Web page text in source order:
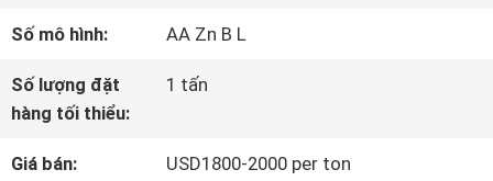
VIDEO
VỀ
CHÚNG
Số mô hình: AA Zn B L
Số lượng đặt
hàng tối thiểu:
1 tấn
Giá bán: USD1800-2000 per ton